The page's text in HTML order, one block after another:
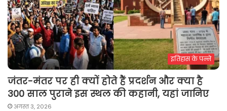
इतिहास के पन्ने
जंतर-मंतर पर ही क्यों होते हैं प्रदर्शन और क्या है
300 साल पुराने इस स्थल की कहानी, यहां जानिए
अगस्त 3, 2026